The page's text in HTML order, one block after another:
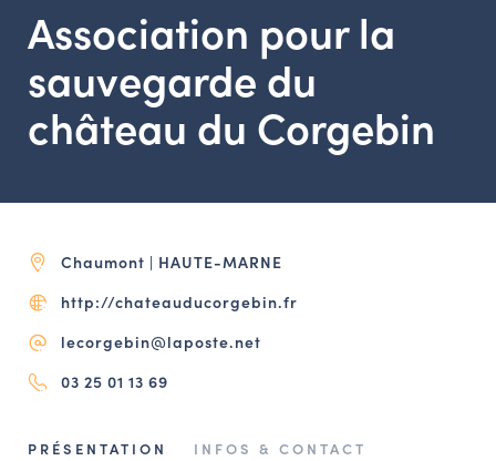
Agenda
Annuaire
Ressources
OFFRES D’EMPLOI ET DE STAGE
BOURSE D’ÉCHANGE
Espace acteurs
Association pour la
sauvegarde du
château du Corgebin
Chaumont | HAUTE-MARNE
http://chateauducorgebin.fr
lecorgebin@laposte.net
03 25 01 13 69
PRÉSENTATION INFOS & CONTACT